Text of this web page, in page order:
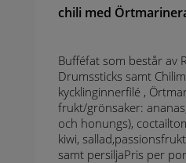
chili med
Bufféfat som består av
Drumssticks samt
kycklinginnerfilé ,
frukt/grönsaker:
och honungs),
kiwi,
samt persiljaPris per